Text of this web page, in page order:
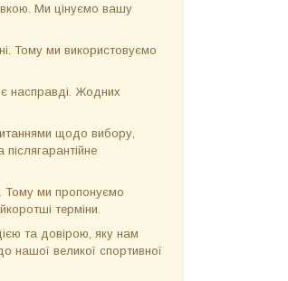
Ми цінуємо вашу
Тому ми використовуємо
насправді. Жодних
щодо вибору,
Тому ми пропонуємо
терміни.
та довірою, яку нам
нашої великої спортивної